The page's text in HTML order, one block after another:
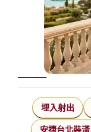
埋入射出
安捷台北裝潢